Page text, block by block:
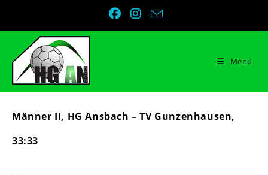
Menü
Männer II, HG Ansbach – TV Gunzenhausen,
33:33